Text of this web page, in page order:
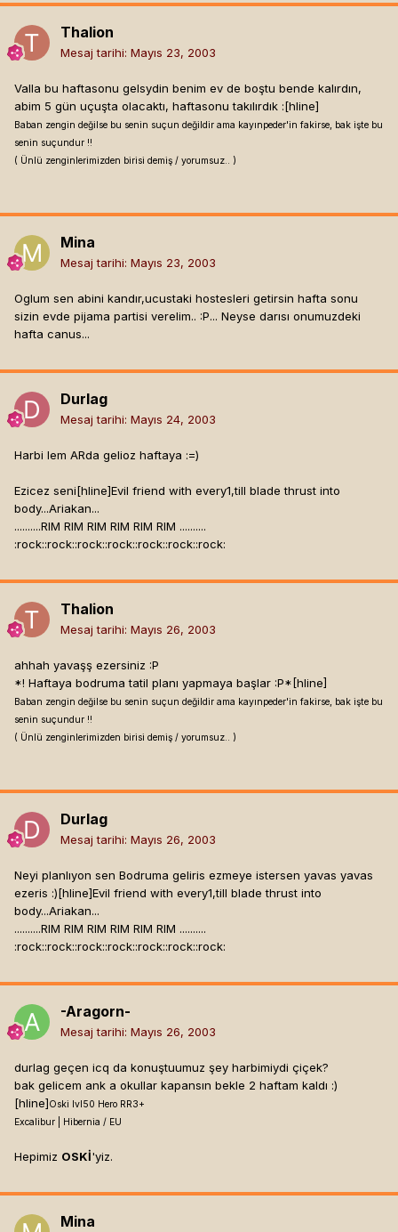
Thalion
Mesaj tarihi: Mayıs 23, 2003
Valla bu haftasonu gelsydin benim ev de boştu bende kalırdın,
abim 5 gün uçuşta olacaktı, haftasonu takılırdık :[hline]
Baban zengin değilse bu senin suçun değildir ama kayınpeder'in fakirse, bak işte bu
senin suçundur !!
( Ünlü zenginlerimizden birisi demiş / yorumsuz.. )
Mina
Mesaj tarihi: Mayıs 23, 2003
Oglum sen abini kandır,ucustaki hostesleri getirsin hafta sonu
sizin evde pijama partisi verelim.. :P... Neyse darısı onumuzdeki
hafta canus...
Durlag
Mesaj tarihi: Mayıs 24, 2003
Harbi lem ARda gelioz haftaya :=)
Ezicez seni[hline]Evil friend with every1,till blade thrust into
body...Ariakan...
..........RIM RIM RIM RIM RIM RIM ..........
:rock::rock::rock::rock::rock::rock::rock:
Thalion
Mesaj tarihi: Mayıs 26, 2003
ahhah yavaşş ezersiniz :P
*! Haftaya bodruma tatil planı yapmaya başlar :P*[hline]
Baban zengin değilse bu senin suçun değildir ama kayınpeder'in fakirse, bak işte bu
senin suçundur !!
( Ünlü zenginlerimizden birisi demiş / yorumsuz.. )
Durlag
Mesaj tarihi: Mayıs 26, 2003
Neyi planlıyon sen Bodruma geliris ezmeye istersen yavas yavas
ezeris :)[hline]Evil friend with every1,till blade thrust into
body...Ariakan...
..........RIM RIM RIM RIM RIM RIM ..........
:rock::rock::rock::rock::rock::rock::rock:
-Aragorn-
Mesaj tarihi: Mayıs 26, 2003
durlag geçen icq da konuştuumuz şey harbimiydi çiçek?
bak gelicem ank a okullar kapansın bekle 2 haftam kaldı :)
[hline]Oski lvl50 Hero RR3+
Excalibur | Hibernia / EU
Hepimiz OSKİ'yiz.
Mina